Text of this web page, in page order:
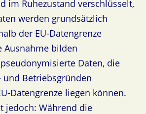
im Ruhezustand verschlüsselt,
werden grundsätzlich
der EU-Datengrenze
Ausnahme bilden
Daten, die
und Betriebsgründen
Datengrenze liegen können.
jedoch: Während die